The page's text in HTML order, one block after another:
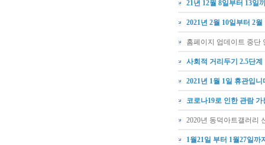
21년 12월 8일부터 13일
2021년 2월 10일부터 2
홈페이지 업데이트 중단
사회적 거리두기 2.5단
2021년 1월 1일 휴관입니
코로나19로 인한 관람
2020년 동덕아트갤러리
1월21일 부터 1월27일